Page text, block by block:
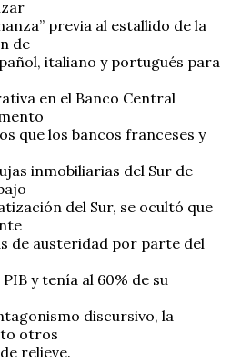
previa al estallido de la
de
italiano y portugués para
en el Banco Central
que los bancos franceses y
inmobiliarias del Sur de
del Sur, se ocultó que
de austeridad por parte del
y tenía al 60% de su
discursivo, la
otros
relieve.